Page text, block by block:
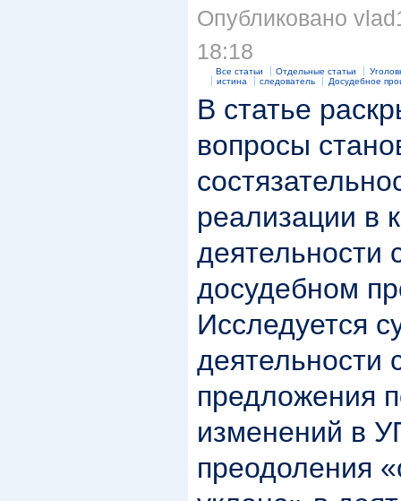
Опубликовано
18:18
Все статьи Отдельные статьи
истина
следователь Досудебное
В статье
вопросы
реализации в
деятельности
досудебном
Исследуется
деятельности
предложения
изменений в
преодоления